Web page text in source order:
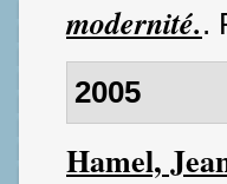
modernité..
2005
Hamel,